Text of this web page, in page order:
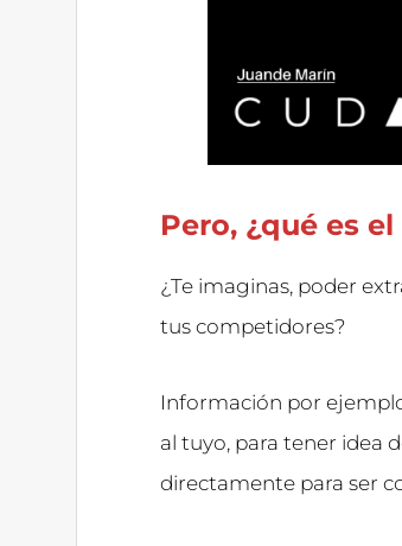
Pero, ¿qué es
¿Te imaginas, poder
tus competidores?
Información por
al tuyo, para tener idea
directamente para ser